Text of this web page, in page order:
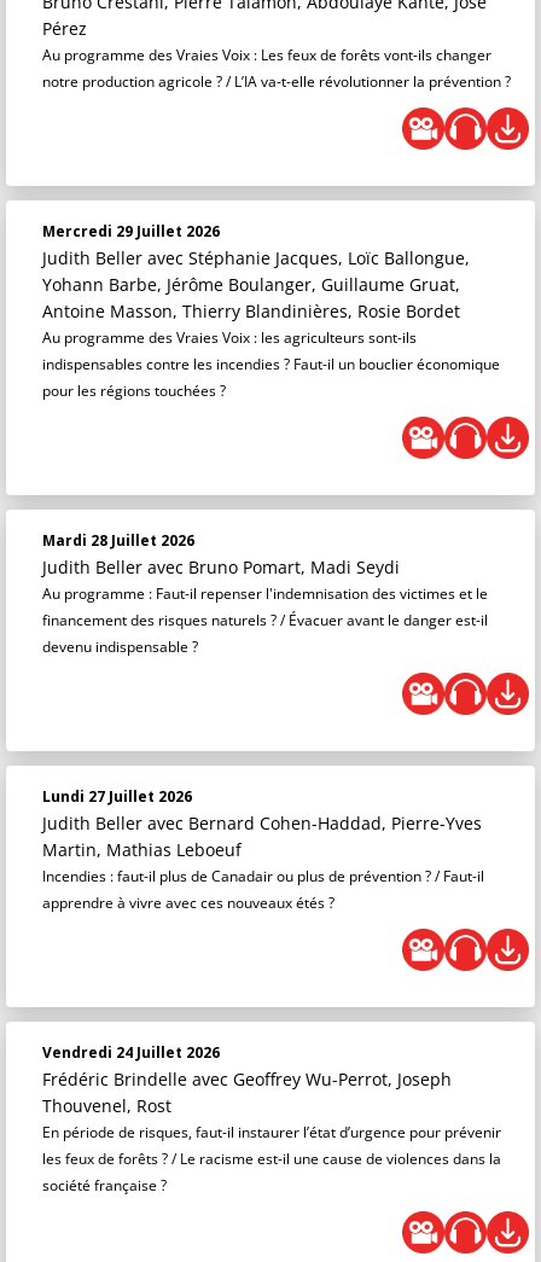
Pérez
Au programme des Vraies Voix : Les feux de forêts vont-ils changer
notre production agricole ? / L’IA va-t-elle révolutionner la prévention ?
Mercredi 29 Juillet 2026
Judith Beller avec Stéphanie Jacques, Loïc Ballongue,
Yohann Barbe, Jérôme Boulanger, Guillaume Gruat,
Antoine Masson, Thierry Blandinières, Rosie Bordet
Au programme des Vraies Voix : les agriculteurs sont-ils
indispensables contre les incendies ? Faut-il un bouclier économique
pour les régions touchées ?
Mardi 28 Juillet 2026
Judith Beller avec Bruno Pomart, Madi Seydi
Au programme : Faut-il repenser l'indemnisation des victimes et le
financement des risques naturels ? / Évacuer avant le danger est-il
devenu indispensable ?
Lundi 27 Juillet 2026
Judith Beller avec Bernard Cohen-Haddad, Pierre-Yves
Martin, Mathias Leboeuf
Incendies : faut-il plus de Canadair ou plus de prévention ? / Faut-il
apprendre à vivre avec ces nouveaux étés ?
Vendredi 24 Juillet 2026
Frédéric Brindelle avec Geoffrey Wu-Perrot, Joseph
Thouvenel, Rost
En période de risques, faut-il instaurer l’état d’urgence pour prévenir
les feux de forêts ? / Le racisme est-il une cause de violences dans la
société française ?